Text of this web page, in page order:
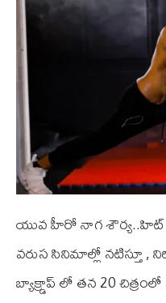
యువ హీరో నాగ శౌర్య..హిట్
వరుస సినిమాల్లో నటిస్తూ ,
బ్యాక్డ్రాప్ లో తన 20 చిత్రంలో